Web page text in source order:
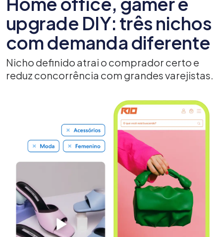
upgrade DIY: três nichos
com demanda diferente
Nicho definido atrai o comprador certo e
reduz concorrência com grandes varejistas.